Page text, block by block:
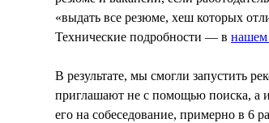
«выдать все резюме, хеш которых
Технические подробности — в нашем
В результате, мы смогли запустить
приглашают не с помощью поиска, а
его на собеседование, примерно в 6